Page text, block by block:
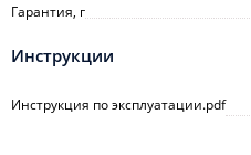
Гарантия, г
Инструкции
Инструкция по эксплуатации.pdf